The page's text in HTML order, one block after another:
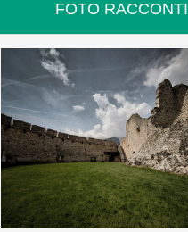
FOTO RACCONTI